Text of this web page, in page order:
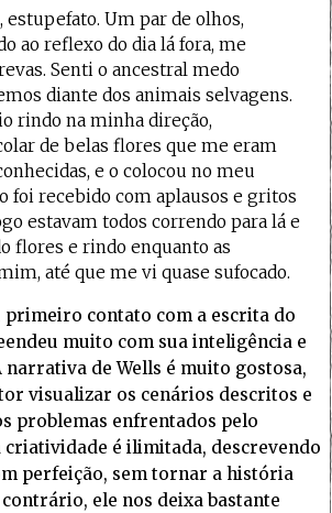
estupefato. Um par de olhos,
ao reflexo do dia lá fora, me
Senti o ancestral medo
diante dos animais selvagens.
rindo na minha direção,
de belas flores que me eram
e o colocou no meu
foi recebido com aplausos e gritos
estavam todos correndo para lá e
flores e rindo enquanto as
até que me vi quase sufocado.
contato com a escrita do
muito com sua inteligência e
narrativa de Wells é muito gostosa,
visualizar os cenários descritos e
problemas enfrentados pelo
criatividade é ilimitada, descrevendo
perfeição, sem tornar a história
ele nos deixa bastante